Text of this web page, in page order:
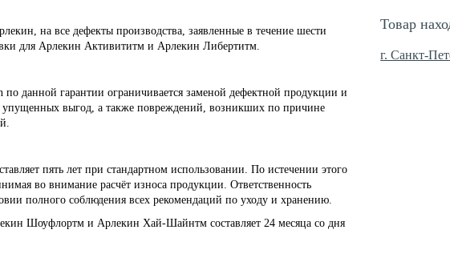
на все дефекты производства, заявленные в течение шести
для Арлекин Активититм и Арлекин Либертитм.
по данной гарантии ограничивается заменой дефектной продукции и
упущенных выгод, а также повреждений, возникших по причине
пять лет при стандартном использовании. По истечении этого
во внимание расчёт износа продукции. Ответственность
полного соблюдения всех рекомендаций по уходу и хранению.
Шоуфлортм и Арлекин Хай-Шайнтм составляет 24 месяца со дня
Товар
г. Санкт-